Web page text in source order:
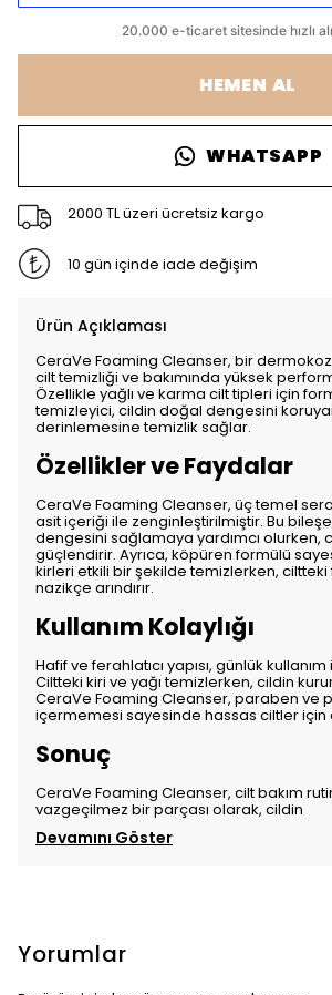
HEMEN AL
WHATSAPP
2000 TL üzeri ücretsiz kargo
10 gün içinde iade değişim
Ürün Açıklaması
CeraVe Foaming Cleanser, bir
cilt temizliği ve bakımında yüksek
Özellikle yağlı ve karma cilt tipleri için
temizleyici, cildin doğal dengesini
derinlemesine temizlik sağlar.
Özellikler ve Faydalar
CeraVe Foaming Cleanser, üç temel
asit içeriği ile zenginleştirilmiştir. Bu
dengesini sağlamaya yardımcı olurken,
güçlendirir. Ayrıca, köpüren formülü
kirleri etkili bir şekilde temizlerken, ciltteki
nazikçe arındırır.
Kullanım Kolaylığı
Hafif ve ferahlatıcı yapısı, günlük
Ciltteki kiri ve yağı temizlerken, cildin
CeraVe Foaming Cleanser, paraben ve
içermemesi sayesinde hassas ciltler için
Sonuç
CeraVe Foaming Cleanser, cilt bakım
vazgeçilmez bir parçası olarak, cildin
Devamını Göster
Yorumlar